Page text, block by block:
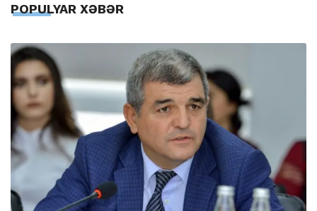
POPULYAR XƏBƏR